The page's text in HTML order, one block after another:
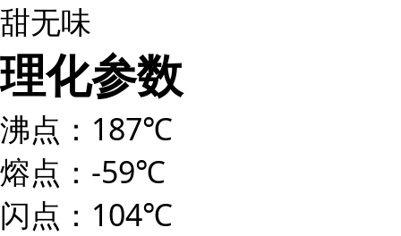
甜无味
理化参数
沸点：187℃
熔点：-59℃
闪点：104℃